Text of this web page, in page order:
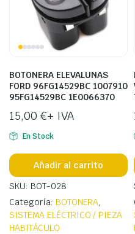
BOTONERA ELEVALUNAS
FORD 96FG14529BC 1007910
95FG14529BC 1E0066370
15,00 €+ IVA
En Stock
Añadir al carrito
SKU: BOT-028
Categoría: BOTONERA,
SISTEMA ELÉCTRICO / PIEZA
HABITÁCULO